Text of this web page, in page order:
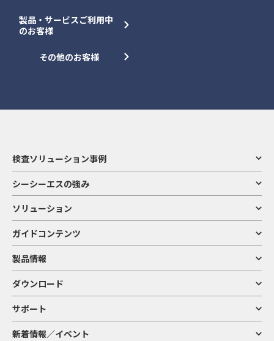
製品・サービスご利用中
のお客様
その他のお客様
検査ソリューション事例
シーシーエスの強み
ソリューション
ガイドコンテンツ
製品情報
ダウンロード
サポート
新着情報／イベント